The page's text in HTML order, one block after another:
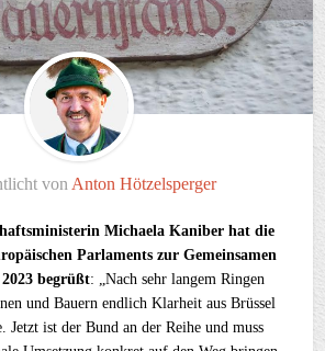
von Anton Hötzelsperger
Michaela Kaniber hat die
Parlaments zur Gemeinsamen
begrüßt: „Nach sehr langem Ringen
und Bauern endlich Klarheit aus Brüssel
Jetzt ist der Bund an der Reihe und muss